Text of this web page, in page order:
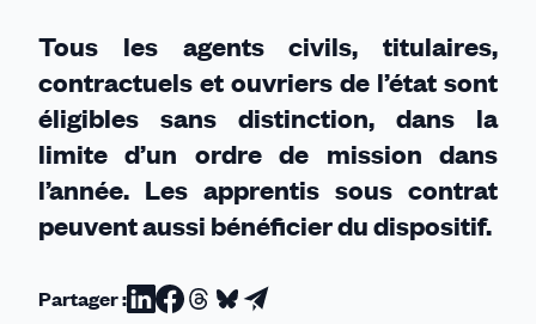
Tous les agents civils, titulaires,
contractuels et ouvriers de l’état sont
éligibles sans distinction, dans la
limite d’un ordre de mission dans
l’année. Les apprentis sous contrat
peuvent aussi bénéficier du dispositif.
Partager :Partager
Partager
Partager
Partager
Partager